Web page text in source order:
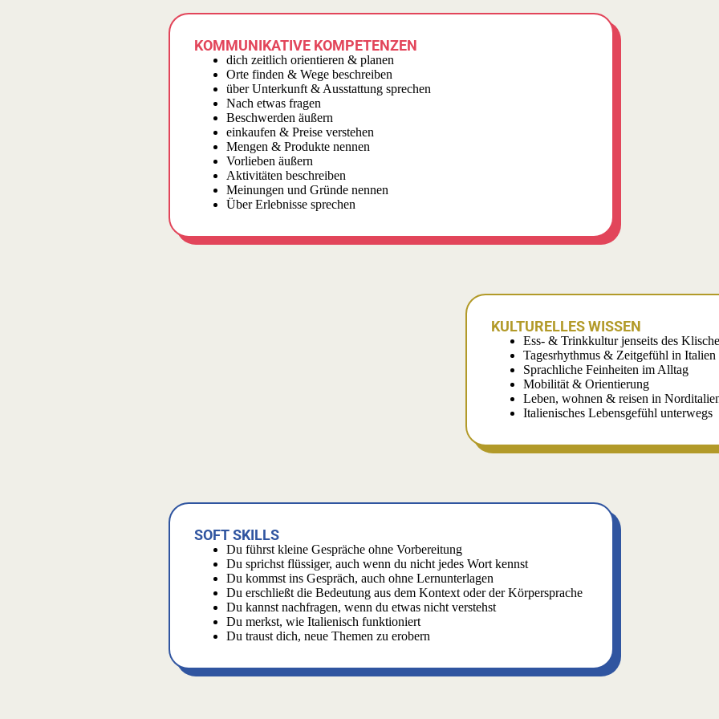
KOMMUNIKATIVE KOMPETENZEN
dich zeitlich orientieren & planen
Orte finden & Wege beschreiben
über Unterkunft & Ausstattung sprechen
Nach etwas fragen
Beschwerden äußern
einkaufen & Preise verstehen
Mengen & Produkte nennen
Vorlieben äußern
Aktivitäten beschreiben
Meinungen und Gründe nennen
Über Erlebnisse sprechen
KULTURELLES WISSEN
Ess- & Trinkkultur jenseits des
Tagesrhythmus & Zeitgefühl in Italien
Sprachliche Feinheiten im Alltag
Mobilität & Orientierung
Leben, wohnen & reisen in
Italienisches Lebensgefühl unterwegs
SOFT SKILLS
Du führst kleine Gespräche ohne Vorbereitung
Du sprichst flüssiger, auch wenn du nicht jedes Wort kennst
Du kommst ins Gespräch, auch ohne Lernunterlagen
Du erschließt die Bedeutung aus dem Kontext oder der Körpersprache
Du kannst nachfragen, wenn du etwas nicht verstehst
Du merkst, wie Italienisch funktioniert
Du traust dich, neue Themen zu erobern